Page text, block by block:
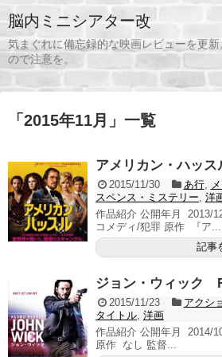
脳内ミニシアター改
気まぐれに備忘録的な映画レビューを更
ので注意を。
「 2015年11月 」 一覧
アメリカン・ハッ
2015/11/30 あ行,
スペンス・ミステリー 洋
作品紹介 公開年月 2013/
コメディ/犯罪 原作 『ア...
記事
ジョン・ウィック
2015/11/23 アクシ
タイトル 洋画
作品紹介 公開年月 2014/
原作 なし 監督...